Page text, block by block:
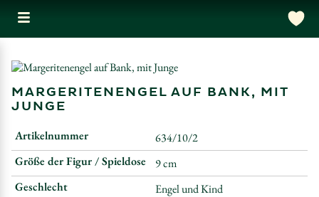
MARGERITENENGEL AUF BANK, MIT
JUNGE
Artikelnummer
634/10/2
Größe der Figur / Spieldose
9 cm
Geschlecht
Engel und Kind